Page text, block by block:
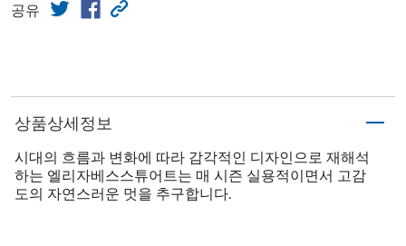
공유
상품상세정보
시대의 흐름과 변화에 따라 감각적인 디자인으로 재해석
하는 엘리자베스스튜어트는 매 시즌 실용적이면서 고감
도의 자연스러운 멋을 추구합니다.